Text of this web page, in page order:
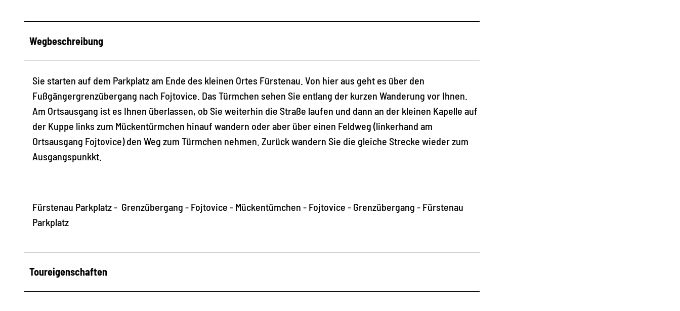
Wegbeschreibung
Sie starten auf dem Parkplatz am Ende des kleinen Ortes Fürstenau. Von hier aus geht es über den
Fußgängergrenzübergang nach Fojtovice. Das Türmchen sehen Sie entlang der kurzen Wanderung vor Ihnen.
Am Ortsausgang ist es Ihnen überlassen, ob Sie weiterhin die Straße laufen und dann an der kleinen Kapelle auf
der Kuppe links zum Mückentürmchen hinauf wandern oder aber über einen Feldweg (linkerhand am
Ortsausgang Fojtovice) den Weg zum Türmchen nehmen. Zurück wandern Sie die gleiche Strecke wieder zum
Ausgangspunkkt.
Fürstenau Parkplatz - Grenzübergang - Fojtovice - Mückentümchen - Fojtovice - Grenzübergang - Fürstenau
Parkplatz
Toureigenschaften